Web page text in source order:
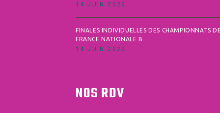
14 JUIN 2022
FINALES INDIVIDUELLES DES CHAMPIONNATS
FRANCE NATIONALE B
14 JUIN 2022
NOS RDV